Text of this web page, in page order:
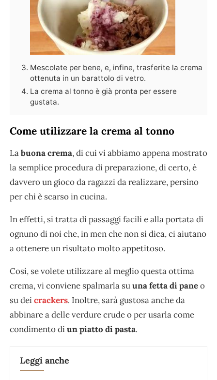
Mescolate per bene, e, infine, trasferite la crema
ottenuta in un barattolo di vetro.
La crema al tonno è già pronta per essere
gustata.
Come utilizzare la crema al tonno
Labuona crema, di cui vi abbiamo appena mostrato
la semplice procedura di preparazione, di certo, è
davvero un gioco da ragazzi da realizzare, persino
per chi è scarso in cucina.
In effetti, si tratta di passaggi facili e alla portata di
ognuno di noi che, in men che non si dica, ci aiutano
a ottenere un risultato molto appetitoso.
Così, se volete utilizzare al meglio questa ottima
crema, vi conviene spalmarla suuna fetta di paneo
su deicrackers. Inoltre, sarà gustosa anche da
abbinare a delle verdure crude o per usarla come
condimento diun piatto di pasta.
Leggi anche